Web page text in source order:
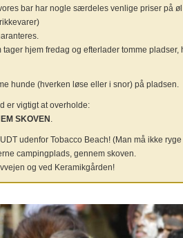
bar har nogle særdeles venlige priser på
hjem fredag og efterlader tomme
hunde (hverken løse eller i snor) på pladsen.
er vigtigt at overholde:
SKOVEN
udenfor Tobacco Beach! (Man må ikke
campingplads, gennem skoven.
og ved Keramikgården!